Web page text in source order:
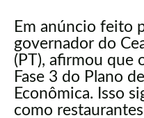
Em anúncio feito
governador do
(PT), afirmou que
Fase 3 do Plano
Econômica. Isso
como